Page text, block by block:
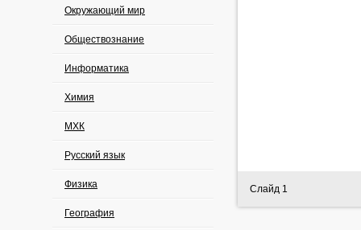
Окружающий мир
Обществознание
Информатика
Химия
МХК
Русский язык
Физика
География
Слайд 1